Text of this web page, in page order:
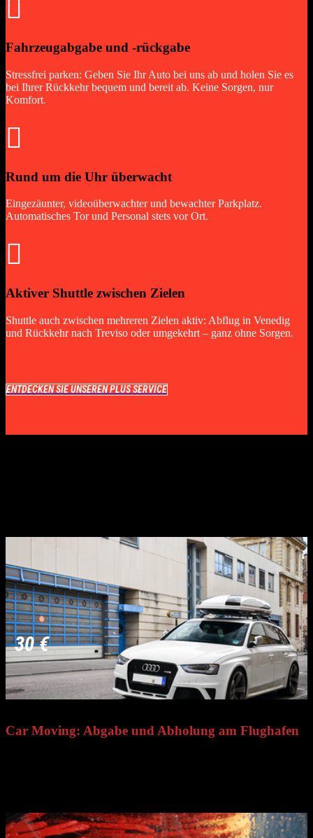

Fahrzeugabgabe und -rückgabe
Stressfrei parken: Geben Sie Ihr Auto bei uns ab und holen Sie es
bei Ihrer Rückkehr bequem und bereit ab. Keine Sorgen, nur
Komfort.

Rund um die Uhr überwacht
Eingezäunter, videoüberwachter und bewachter Parkplatz.
Automatisches Tor und Personal stets vor Ort.

Aktiver Shuttle zwischen Zielen
Shuttle auch zwischen mehreren Zielen aktiv: Abflug in Venedig
und Rückkehr nach Treviso oder umgekehrt – ganz ohne Sorgen.
ENTDECKEN SIE UNSEREN PLUS SERVICE
30 €
Car Moving: Abgabe und Abholung am Flughafen